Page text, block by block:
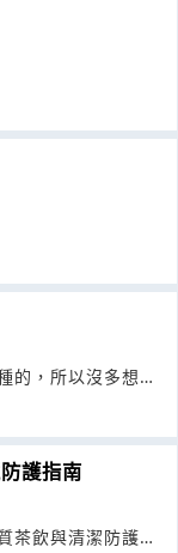
的，所以沒多想，
護指南
茶飲與清潔防護產